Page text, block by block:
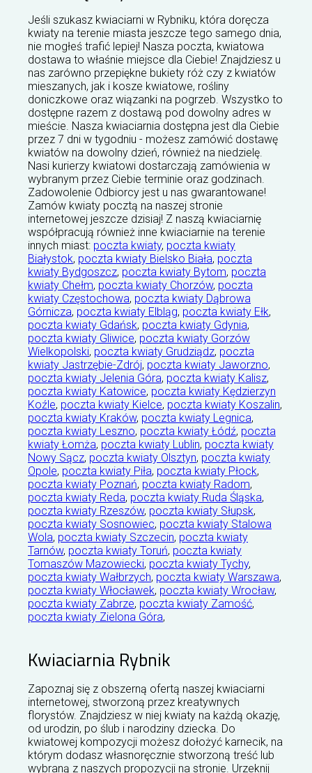
Jeśli szukasz kwiaciarni w Rybniku, która doręcza
kwiaty na terenie miasta jeszcze tego samego dnia,
nie mogłeś trafić lepiej! Nasza poczta, kwiatowa
dostawa to właśnie miejsce dla Ciebie! Znajdziesz u
nas zarówno przepiękne bukiety róż czy z kwiatów
mieszanych, jak i kosze kwiatowe, rośliny
doniczkowe oraz wiązanki na pogrzeb. Wszystko to
dostępne razem z dostawą pod dowolny adres w
mieście. Nasza kwiaciarnia dostępna jest dla Ciebie
przez 7 dni w tygodniu - możesz zamówić dostawę
kwiatów na dowolny dzień, również na niedzielę.
Nasi kurierzy kwiatowi dostarczają zamówienia w
wybranym przez Ciebie terminie oraz godzinach.
Zadowolenie Odbiorcy jest u nas gwarantowane!
Zamów kwiaty pocztą na naszej stronie
internetowej jeszcze dzisiaj! Z naszą kwiaciarnię
współpracują również inne kwiaciarnie na terenie
innych miast: poczta kwiaty, poczta kwiaty
Białystok, poczta kwiaty Bielsko Biała, poczta
kwiaty Bydgoszcz, poczta kwiaty Bytom, poczta
kwiaty Chełm, poczta kwiaty Chorzów, poczta
kwiaty Częstochowa, poczta kwiaty Dąbrowa
Górnicza, poczta kwiaty Elbląg, poczta kwiaty Ełk,
poczta kwiaty Gdańsk, poczta kwiaty Gdynia,
poczta kwiaty Gliwice, poczta kwiaty Gorzów
Wielkopolski, poczta kwiaty Grudziądz, poczta
kwiaty Jastrzębie-Zdrój, poczta kwiaty Jaworzno,
poczta kwiaty Jelenia Góra, poczta kwiaty Kalisz,
poczta kwiaty Katowice, poczta kwiaty Kędzierzyn
Koźle, poczta kwiaty Kielce, poczta kwiaty Koszalin,
poczta kwiaty Kraków, poczta kwiaty Legnica,
poczta kwiaty Leszno, poczta kwiaty Łódź, poczta
kwiaty Łomża, poczta kwiaty Lublin, poczta kwiaty
Nowy Sącz, poczta kwiaty Olsztyn, poczta kwiaty
Opole, poczta kwiaty Piła, poczta kwiaty Płock,
poczta kwiaty Poznań, poczta kwiaty Radom,
poczta kwiaty Reda, poczta kwiaty Ruda Śląska,
poczta kwiaty Rzeszów, poczta kwiaty Słupsk,
poczta kwiaty Sosnowiec, poczta kwiaty Stalowa
Wola, poczta kwiaty Szczecin, poczta kwiaty
Tarnów, poczta kwiaty Toruń, poczta kwiaty
Tomaszów Mazowiecki, poczta kwiaty Tychy,
poczta kwiaty Wałbrzych, poczta kwiaty Warszawa,
poczta kwiaty Włocławek, poczta kwiaty Wrocław,
poczta kwiaty Zabrze, poczta kwiaty Zamość,
poczta kwiaty Zielona Góra,
Kwiaciarnia Rybnik
Zapoznaj się z obszerną ofertą naszej kwiaciarni
internetowej, stworzoną przez kreatywnych
florystów. Znajdziesz w niej kwiaty na każdą okazję,
od urodzin, po ślub i narodziny dziecka. Do
kwiatowej kompozycji możesz dołożyć karnecik, na
którym dodasz własnoręcznie stworzoną treść lub
wybraną z naszych propozycji na stronie. Urzeknij